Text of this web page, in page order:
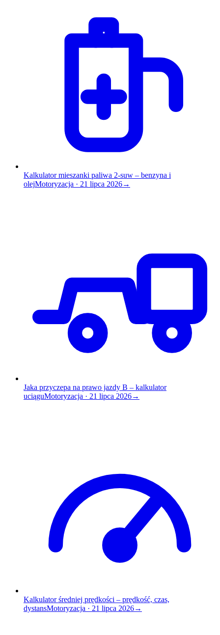
Kalkulator mieszanki paliwa 2-suw – benzyna i
olejMotoryzacja · 21 lipca 2026→
Jaka przyczepa na prawo jazdy B – kalkulator
uciąguMotoryzacja · 21 lipca 2026→
Kalkulator średniej prędkości – prędkość, czas,
dystansMotoryzacja · 21 lipca 2026→